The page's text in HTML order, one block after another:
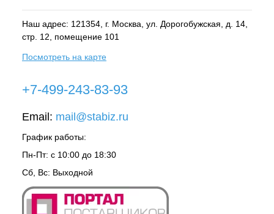
Наш адрес: 121354, г. Москва , ул. Дорогобужская, д. 14,
стр. 12, помещение 101
Посмотреть на карте
+7-499-243-83-93
Email: mail@stabiz.ru
График работы:
Пн-Пт: с 10:00 до 18:30
Сб, Вс: Выходной